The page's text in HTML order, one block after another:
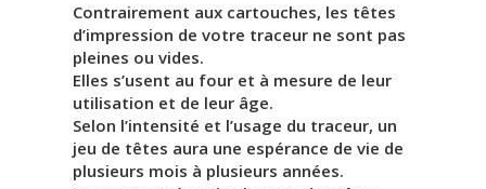
Contrairement aux cartouches, les têtes
d’impression de votre traceur ne sont pas
pleines ou vides.
Elles s’usent au four et à mesure de leur
utilisation et de leur âge.
Selon l’intensité et l’usage du traceur, un
jeu de têtes aura une espérance de vie de
plusieurs mois à plusieurs années.